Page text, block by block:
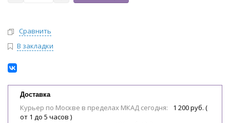
Сравнить
В закладки
Доставка
Курьер по Москве в пределах МКАД сегодня:
1 200 руб. (
от 1 до 5 часов )